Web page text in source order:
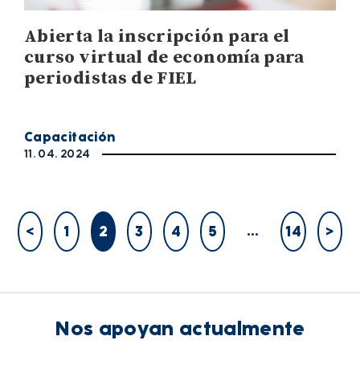
Abierta la inscripción para el
curso virtual de economía para
periodistas de FIEL
Capacitación
11. 04. 2024
< 1 2 3 4 5 … 14 >
Nos apoyan actualmente